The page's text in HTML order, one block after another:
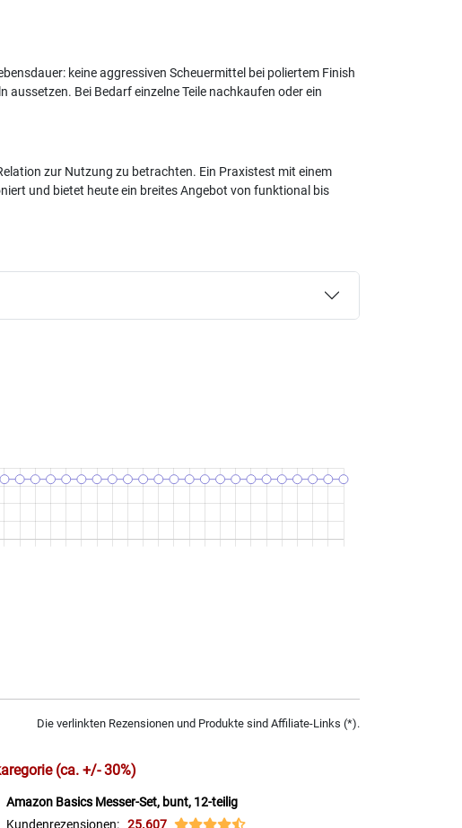
keine aggressiven Scheuermittel bei poliertem Finish
Bei Bedarf einzelne Teile nachkaufen oder ein
zur Nutzung zu betrachten. Ein Praxistest mit einem
und bietet heute ein breites Angebot von funktional bis
Die verlinkten Rezensionen und Produkte sind Affiliate-Links (*).
(ca. +/- 30%)
Amazon Basics Messer-Set, bunt, 12-teilig
Kundenrezensionen: 25.607